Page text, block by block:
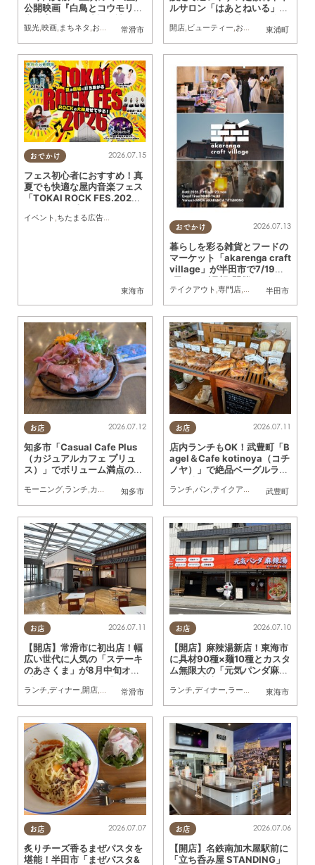
常滑市
公開映画『白鳥とコウモリ』
みた
観光,映画, まちネタ ,おひとりさま 東浦町
ルサロン「はあとねいる」が
オープン
開店, ビューティー,おひとりさま
おでかけ
東海市
2026.07.15
フェス初心者におすすめ！真
夏でも快適な屋内音楽フェス
「TOKAI ROCK FES.202
／ちたまる広告
イベント ,ちたまる広告,親子
おでかけ
半田市
2026.07.13
暮らしを彩る雑貨とフードの
マーケット「akarenga craft
village」が半田市で7/19
(日)・20(月祝)開催
テイクアウト 専門店, イベント
お店
知多市
2026.07.12
知多市「Casual Cafe Plus
（カジュアルカフェ プリュ
ス）」でボリューム満点のダ
モーニング,ランチ,カフェ 行ってみたレポ ,夫婦,カップル,おひとりさま
お店
武豊町
2026.07.11
店内ランチもOK！武豊町「B
agel＆Cafe kotinoya（コチ
ノヤ）」で絶品ベーグルラン
ランチ,パン,テイクアウト 専門店,行って
お店
常滑市
2026.07.11
【開店】常滑市に初出店！幅
広い世代に人気の「ステーキ
のあさくま」が8月中旬オー
ンスープも
ランチ,ディナー,開店,地元企業,家族 おひとりさま,友人,トレンド
お店
東海市
2026.07.10
【開店】麻辣湯新店！東海市
に具材90種×麺10種とカスタ
ム無限大の「元気パンダ麻辣
プン
ランチ,ディナー,ラーメン 開店,夫婦
お店 2026.07.07
炙りチーズ香るまぜパスタを
堪能！半田市「まぜパスタ&
お店 2026.07.06
【開店】名鉄南加木屋駅前に
「立ち呑み屋 STANDING」